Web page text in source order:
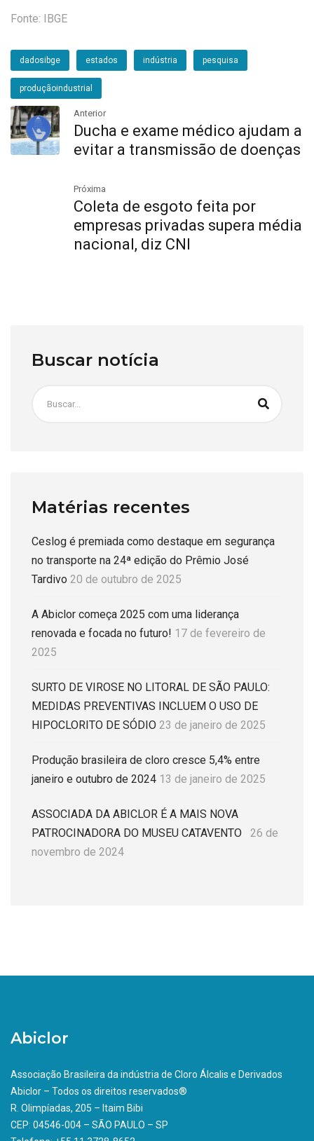
Fonte: IBGE
dadosibge estados indústria pesquisa
produçãoindustrial
Anterior
Ducha e exame médico ajudam a
evitar a transmissão de doenças
Próxima
Coleta de esgoto feita por
empresas privadas supera média
nacional, diz CNI
Buscar notícia
Matérias recentes
Ceslog é premiada como destaque em segurança
no transporte na 24ª edição do Prêmio José
Tardivo 20 de outubro de 2025
A Abiclor começa 2025 com uma liderança
renovada e focada no futuro! 17 de fevereiro de
2025
SURTO DE VIROSE NO LITORAL DE SÃO PAULO:
MEDIDAS PREVENTIVAS INCLUEM O USO DE
HIPOCLORITO DE SÓDIO 23 de janeiro de 2025
Produção brasileira de cloro cresce 5,4% entre
janeiro e outubro de 2024 13 de janeiro de 2025
ASSOCIADA DA ABICLOR É A MAIS NOVA
PATROCINADORA DO MUSEU CATAVENTO
26 de
novembro de 2024
Abiclor
Associação Brasileira da indústria de Cloro Álcalis e Derivados
Abiclor – Todos os direitos reservados®
R. Olimpíadas, 205 – Itaim Bibi
CEP: 04546-004 – SÃO PAULO – SP